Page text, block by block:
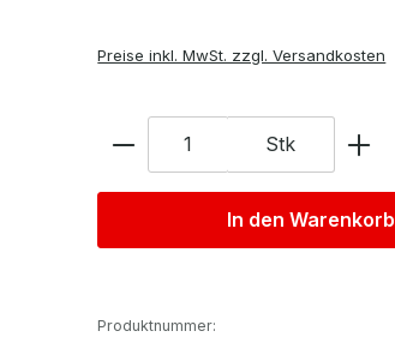
Preise inkl. MwSt. zzgl. Versandkosten
Anzahl Stk
In den Warenkorb
Produktnummer: